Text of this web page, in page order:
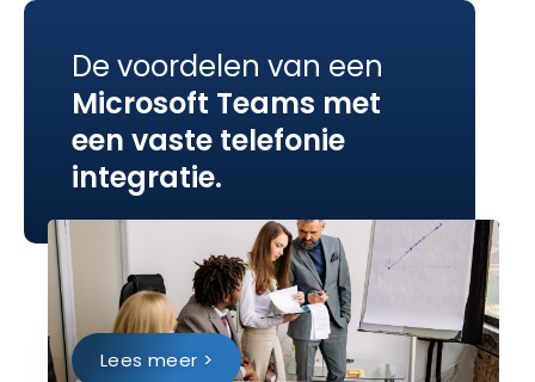
De voordelen van een
Microsoft Teams met
een vaste telefonie
integratie.
Lees meer >